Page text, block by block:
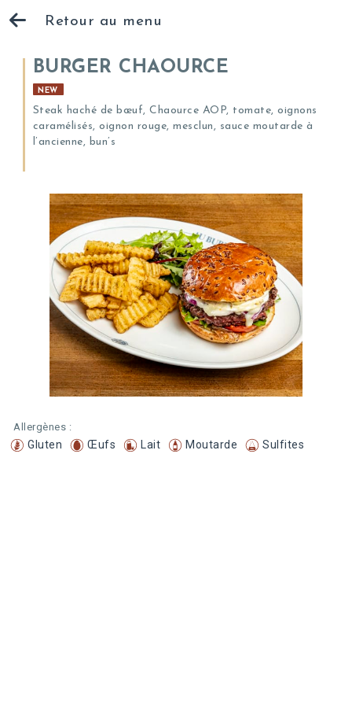
Retour au menu
BURGER CHAOURCE
NEW
Steak haché de bœuf, Chaource AOP, tomate, oignons
caramélisés, oignon rouge, mesclun, sauce moutarde à
l’ancienne, bun’s
Allergènes :
Gluten Œufs Lait Moutarde Sulfites